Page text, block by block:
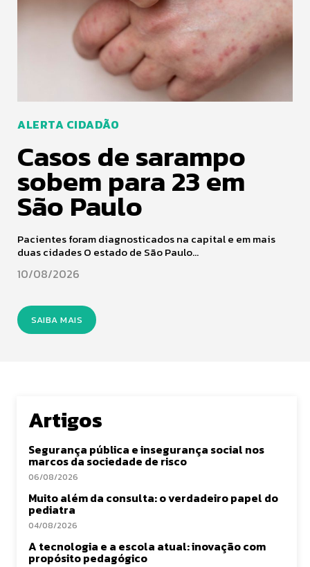
ALERTA CIDADÃO
Casos de sarampo
sobem para 23 em
São Paulo
Pacientes foram diagnosticados na capital e em mais
duas cidades O estado de São Paulo...
10/08/2026
SAIBA MAIS
Artigos
Segurança pública e insegurança social nos
marcos da sociedade de risco
06/08/2026
Muito além da consulta: o verdadeiro papel do
pediatra
04/08/2026
A tecnologia e a escola atual: inovação com
propósito pedagógico